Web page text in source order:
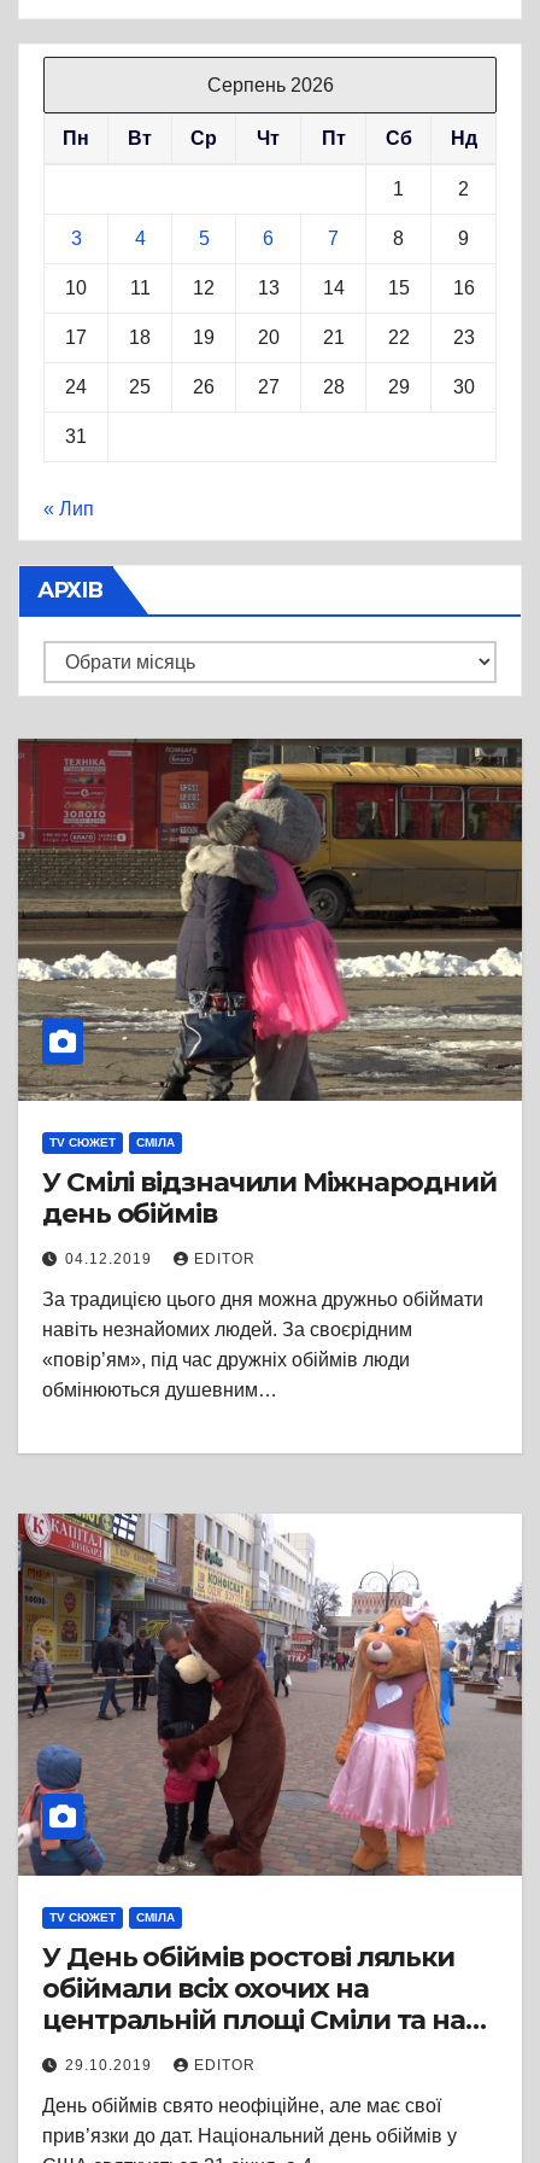
Серпень 2026
Пн Вт Ср Чт Пт Сб Нд
1 2
3 4 5 6 7 8 9
10 11 12 13 14 15 16
17 18 19 20 21 22 23
24 25 26 27 28 29 30
31
« Лип
АРХІВ
Архів
TV СЮЖЕТ СМІЛА
У Смілі відзначили Міжнародний
день обіймів
04.12.2019 EDITOR
За традицією цього дня можна дружньо обіймати
навіть незнайомих людей. За своєрідним
«повір’ям», під час дружніх обіймів люди
обмінюються душевним…
TV СЮЖЕТ СМІЛА
У День обіймів ростові ляльки
обіймали всіх охочих на
центральній площі Сміли та на
бульварі Бобринського
29.10.2019 EDITOR
День обіймів свято неофіційне, але має свої
прив’язки до дат. Національний день обіймів у